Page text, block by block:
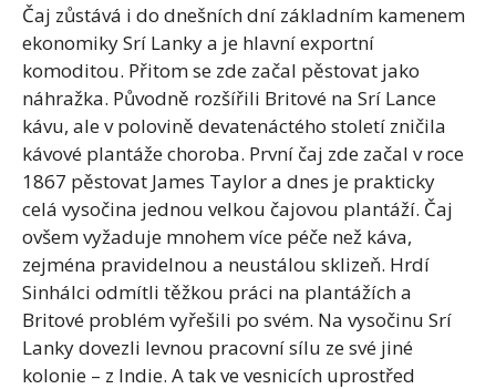
Čaj zůstává i do dnešních dní základním kamenem
ekonomiky Srí Lanky a je hlavní exportní
komoditou. Přitom se zde začal pěstovat jako
náhražka. Původně rozšířili Britové na Srí Lance
kávu, ale v polovině devatenáctého století zničila
kávové plantáže choroba. První čaj zde začal v roce
1867 pěstovat James Taylor a dnes je prakticky
celá vysočina jednou velkou čajovou plantáží. Čaj
ovšem vyžaduje mnohem více péče než káva,
zejména pravidelnou a neustálou sklizeň. Hrdí
Sinhálci odmítli těžkou práci na plantážích a
Britové problém vyřešili po svém. Na vysočinu Srí
Lanky dovezli levnou pracovní sílu ze své jiné
kolonie – z Indie. A tak ve vesnicích uprostřed